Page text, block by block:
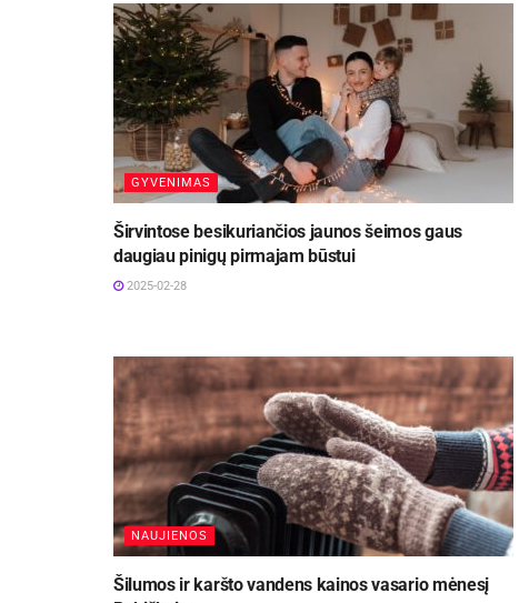
GYVENIMAS
Širvintose besikuriančios jaunos šeimos gaus
daugiau pinigų pirmajam būstui
2025-02-28
NAUJIENOS
Šilumos ir karšto vandens kainos vasario mėnesį